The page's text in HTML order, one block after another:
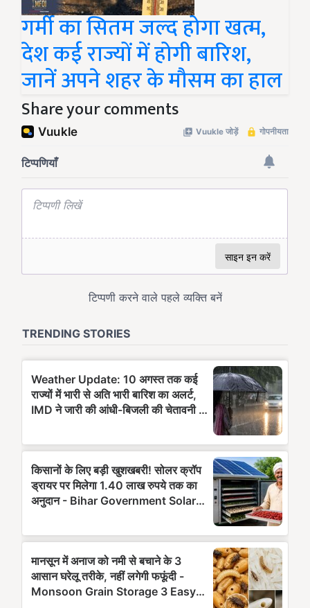
गर्मी का सितम जल्द होगा खत्म,
देश कई राज्यों में होगी बारिश,
जानें अपने शहर के मौसम का हाल
Share your comments